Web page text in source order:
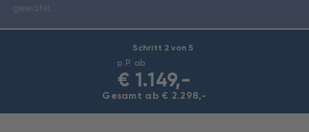
Schritt 2 von 5
p.P. ab
€ 1.149,-
Gesamt ab € 2.298,-
gewählt.